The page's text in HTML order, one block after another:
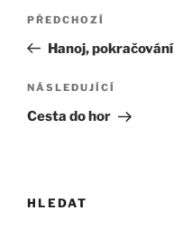
Navigace
příspěvek
Předchozí
příspěvek
PŘEDCHOZÍ
Hanoj, pokračování
Následující
příspěvek
NÁSLEDUJÍCÍ
Cesta do hor
HLEDAT